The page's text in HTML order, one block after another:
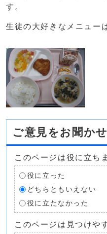
す。
生徒の大好きなメニュー
ご意見をお聞か
このページは役に立ち
役に立った
どちらともいえない
役に立たなかった
このページは見つけや